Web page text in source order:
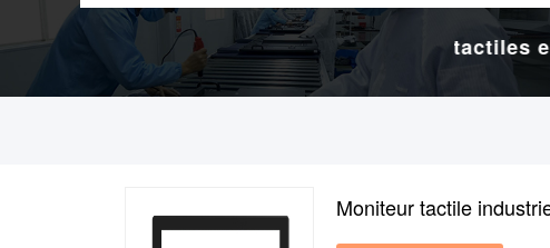
d'affichage. 16 ans d'usine d'écrans tactiles et
Moniteur tactile